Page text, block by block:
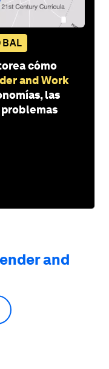
cómo
and Work
las
and